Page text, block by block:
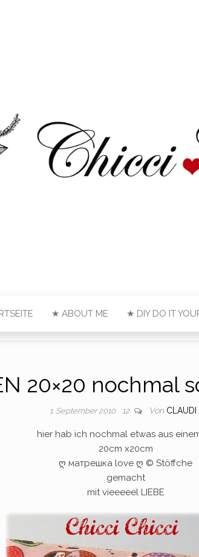
★ ABOUT ME ★ DIY DO IT
20×20 nochmal
1. September 2010 12 Von CLAUDI
hier hab ich nochmal etwas aus
20cm x20cm
ღ матрешка love ღ © Stöffche
gemacht
mit vieeeeel LIEBE